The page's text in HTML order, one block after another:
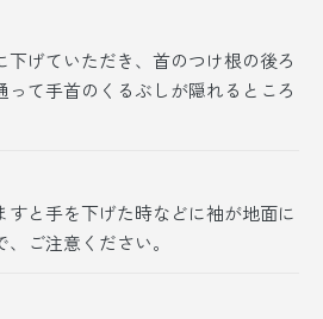
下げていただき、首のつけ根の後ろ
って手首のくるぶしが隠れるところ
と手を下げた時などに袖が地面に
ご注意ください。